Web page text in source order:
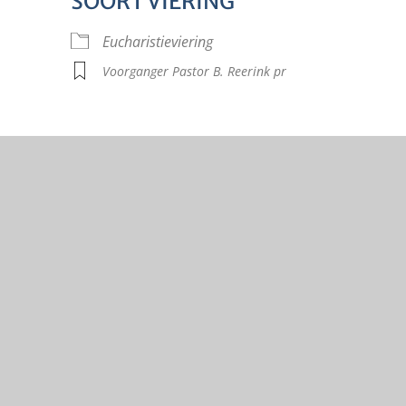
Eucharistieviering
Voorganger Pastor B. Reerink pr